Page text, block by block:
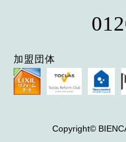
加盟団体
Copyright©